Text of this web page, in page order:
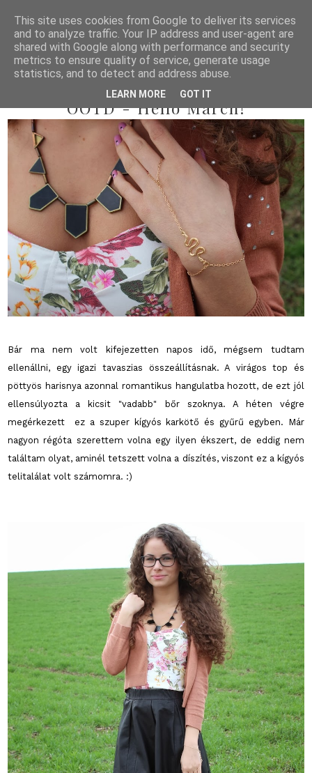
2014/03/02
OOTD - Hello March!
Bár ma nem volt kifejezetten napos idő, mégsem tudtam
ellenállni, egy igazi tavaszias összeállításnak. A virágos top és
pöttyös harisnya azonnal romantikus hangulatba hozott, de ezt jól
ellensúlyozta a kicsit "vadabb" bőr szoknya. A héten végre
megérkezett ez a szuper kígyós karkötő és gyűrű egyben. Már
nagyon régóta szerettem volna egy ilyen ékszert, de eddig nem
találtam olyat, aminél tetszett volna a díszítés, viszont ez a kígyós
telitalálat volt számomra. :)
This site uses cookies from Google to deliver its services
and to analyze traffic. Your IP address and user-agent are
shared with Google along with performance and security
metrics to ensure quality of service, generate usage
statistics, and to detect and address abuse.
LEARN MORE GOT IT